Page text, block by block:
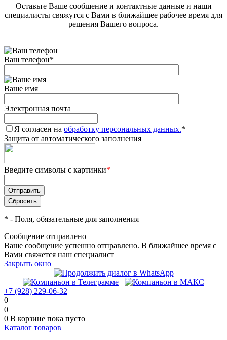
Оставьте Ваше сообщение и контактные данные и наши
специалисты свяжутся с Вами в ближайшее рабочее время для
решения Вашего вопроса.
Ваш телефон*
Ваше имя
Электронная почта
Я согласен на обработку персональных данных.*
Защита от автоматического заполнения
Введите символы с картинки*
* - Поля, обязательные для заполнения
Сообщение отправлено
Ваше сообщение успешно отправлено. В ближайшее время с
Вами свяжется наш специалист
Закрыть окно
+7 (928) 229-06-32
0
0
0 В корзине пока пусто
Каталог товаров